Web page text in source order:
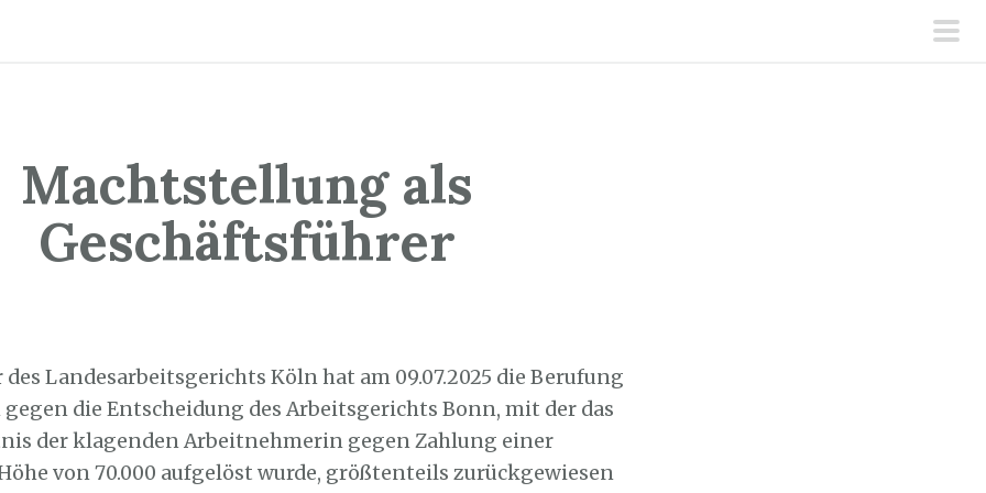
Machtstellung als
Geschäftsführer
des Landesarbeitsgerichts Köln hat am 09.07.2025 die Berufung
die Entscheidung des Arbeitsgerichts Bonn, mit der das
der klagenden Arbeitnehmerin gegen Zahlung einer
von 70.000 aufgelöst wurde, größtenteils zurückgewiesen